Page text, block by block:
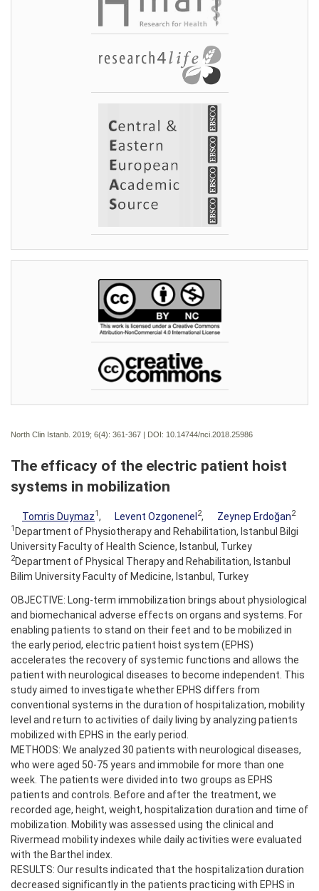
North Clin Istanb. 2019; 6(4): 361-367 | DOI: 10.14744/nci.2018.25986
The efficacy of the electric patient hoist
systems in mobilization
Tomris Duymaz1 , Levent Ozgonenel2, Zeynep Erdoğan2
1 Department of Physiotherapy and Rehabilitation, Istanbul Bilgi
University Faculty of Health Science, Istanbul, Turkey
2Department of Physical Therapy and Rehabilitation, Istanbul
Bilim University Faculty of Medicine, Istanbul, Turkey
OBJECTIVE: Long-term immobilization brings about physiological
and biomechanical adverse effects on organs and systems. For
enabling patients to stand on their feet and to be mobilized in
the early period, electric patient hoist system (EPHS)
accelerates the recovery of systemic functions and allows the
patient with neurological diseases to become independent. This
study aimed to investigate whether EPHS differs from
conventional systems in the duration of hospitalization, mobility
level and return to activities of daily living by analyzing patients
mobilized with EPHS in the early period.
METHODS: We analyzed 30 patients with neurological diseases,
who were aged 50-75 years and immobile for more than one
week. The patients were divided into two groups as EPHS
patients and controls. Before and after the treatment, we
recorded age, height, weight, hospitalization duration and time of
mobilization. Mobility was assessed using the clinical and
Rivermead mobility indexes while daily activities were evaluated
with the Barthel index.
RESULTS: Our results indicated that the hospitalization duration
decreased significantly in the patients practicing with EPHS in